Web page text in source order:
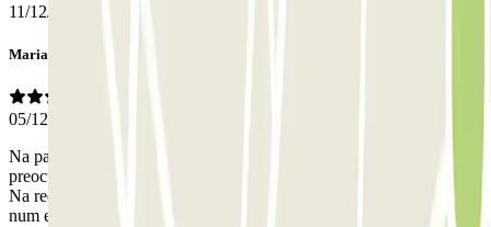
11/12/2024
Maria João
05/12/2024
Na partida demoraram cerca de 15 mn para atenderem o tlm, fiquei
preocupada, pois já estava entretanto a chegar, mas correu tudo bem.
Na recolha o carro estava sujo e cheio de pó, visivelmente n esteve
num estacionamento coberto e os faróis estavam ligado